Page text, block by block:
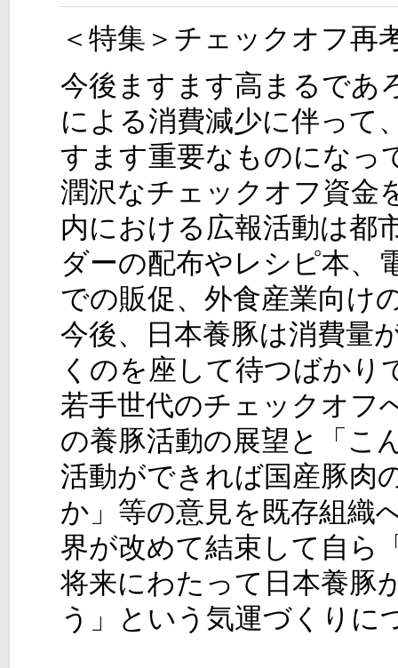
＜特集＞チェックオフ再
今後ますます高まるであ
による消費減少に伴って
すます重要なものになっ
潤沢なチェックオフ資金
内における広報活動は都
ダーの配布やレシピ本、
での販促、外食産業向け
今後、日本養豚は消費量
くのを座して待つばかり
若手世代のチェックオフ
の養豚活動の展望と「こ
活動ができれば国産豚肉
か」等の意見を既存組織
界が改めて結束して自ら
将来にわたって日本養豚
う」という気運づくりに